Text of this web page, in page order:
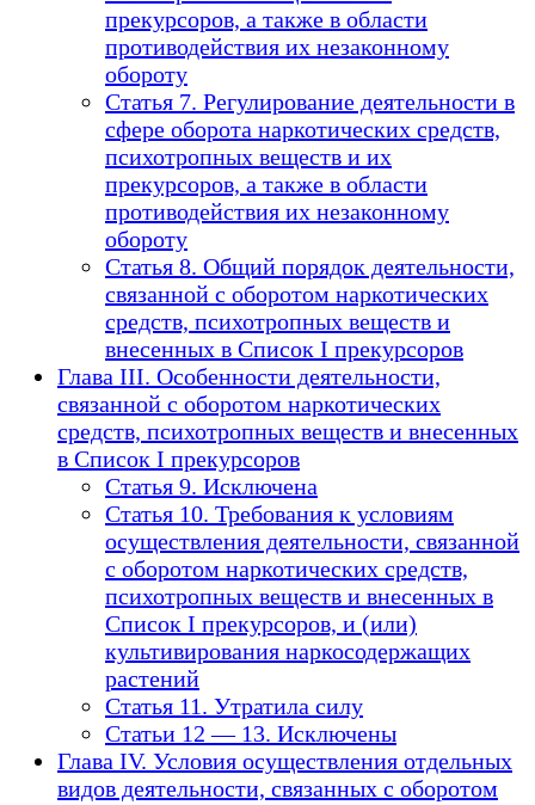
прекурсоров, а также в области
противодействия их незаконному
обороту
Статья 7. Регулирование деятельности в
сфере оборота наркотических средств,
психотропных веществ и их
прекурсоров, а также в области
противодействия их незаконному
обороту
Статья 8. Общий порядок деятельности,
связанной с оборотом наркотических
средств, психотропных веществ и
внесенных в Список I прекурсоров
Глава III. Особенности деятельности,
связанной с оборотом наркотических
средств, психотропных веществ и внесенных
в Список I прекурсоров
Статья 9. Исключена
Статья 10. Требования к условиям
осуществления деятельности, связанной
с оборотом наркотических средств,
психотропных веществ и внесенных в
Список I прекурсоров, и (или)
культивирования наркосодержащих
растений
Статья 11. Утратила силу
Статьи 12 — 13. Исключены
Глава IV. Условия осуществления отдельных
видов деятельности, связанных с оборотом